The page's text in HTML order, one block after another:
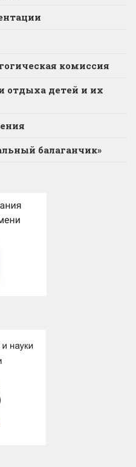
комиссия
отдыха детей и их
балаганчик»